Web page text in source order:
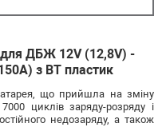
ДБЖ 12V (12,8V) -
з BT пластик
що прийшла на зміну
циклів заряду-розряду і
недозаряду, а також